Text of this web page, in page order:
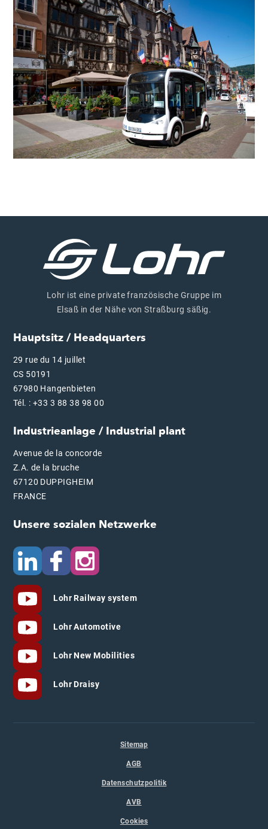
Lohr ist eine private französische Gruppe im
Elsaß in der Nähe von Straßburg säßig.
Hauptsitz / Headquarters
29 rue du 14 juillet
CS 50191
67980 Hangenbieten
Tél. : +33 3 88 38 98 00
Industrieanlage / Industrial plant
Avenue de la concorde
Z.A. de la bruche
67120 DUPPIGHEIM
FRANCE
Unsere sozialen Netzwerke
Lohr Railway system
Lohr Automotive
Lohr New Mobilities
Lohr Draisy
Sitemap
AGB
Datenschutzpolitik
AVB
Cookies